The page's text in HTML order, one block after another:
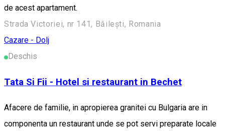
de acest apartament.
Strada Victoriei, nr 141, Băilești, Romania
Cazare - Dolj
Deschis
Tata Si Fii - Hotel si restaurant in Bechet
Afacere de familie, in apropierea granitei cu Bulgaria are in
componenta un restaurant unde se pot servi preparate locale